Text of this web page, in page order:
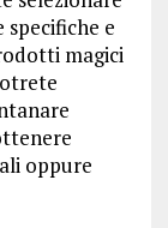
specifiche e
magici
oppure